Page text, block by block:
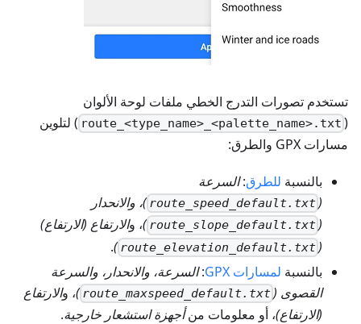
تستخدم تصورات التدرج الخطي ملفات لوحة الألوان
(
route_<type_name>_<palette_name>.txt ) لتلوين
مسارات GPX والطرق:
بالنسبة للطرق:السرعة
(
route_speed_default.txt )، والانحدار
(
route_slope_default.txt
)، والارتفاع (الارتفاع)
(
route_elevation_default.txt
)
.
بالنسبة لمسارات GPX :السرعة، والانحدار، والسرعة
القصوى (route_maxspeed_default.txt
)، والارتفاع
(الارتفاع)، أو معلومات منأجهزة استشعار خارجية.